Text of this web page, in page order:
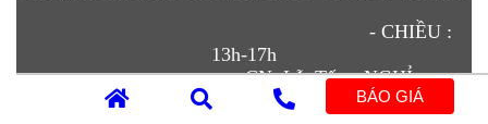
- CHIỀU :
13h-17h
CN, Lễ, Tết - NGHỈ
Thiết kế web chuẩn seo
BÁO GIÁ